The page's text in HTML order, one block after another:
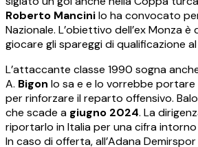
Roberto Mancinilo ha convocato
Nazionale. L’obiettivo dell’ex Monza
giocare gli spareggi di qualificazione
L’attaccante classe 1990 sogna
A. Bigon lo sa e e lo vorrebbe
per rinforzare il reparto offensivo.
che scade a giugno 2024. La
riportarlo in Italia per una cifra
In caso di offerta, all’Adana